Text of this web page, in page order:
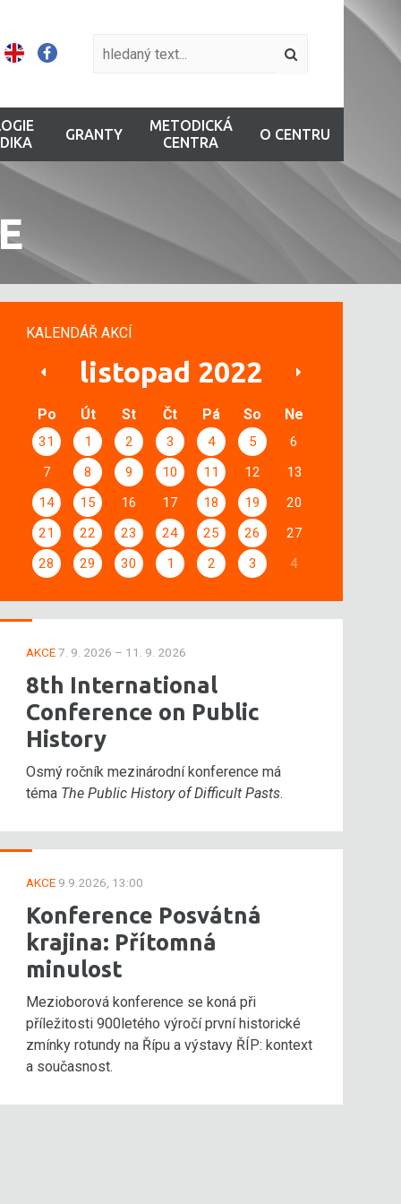
GRANTY
METODICKÁ
CENTRA
O CENTRU
KALENDÁŘ AKCÍ
listopad 2022
Po Út St Čt Pá So Ne
31 1 2 3 4 5
6
7
8 9 10 11 12
13
14
15 16 17 18 19
20
21
22 23 24 25 26
27
28
29 30 1 2 3 4
AKCE7. 9. 2026 – 11. 9. 2026
8th International
Conference on Public
History
Osmý ročník mezinárodní konference má
téma The Public History of Difficult Pasts.
AKCE 9.9.2026, 13:00
Konference Posvátná
krajina: Přítomná
minulost
Mezioborová konference se koná při
příležitosti 900letého výročí první historické
zmínky rotundy na Řípu a výstavy ŘÍP: kontext
a současnost.